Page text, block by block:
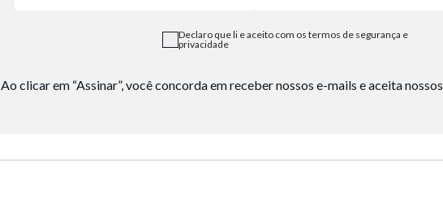
Declaro que li e aceito com os termos de segurança e
privacidade
Ao clicar em “Assinar”, você concorda em receber nossos e-mails e aceita nossos